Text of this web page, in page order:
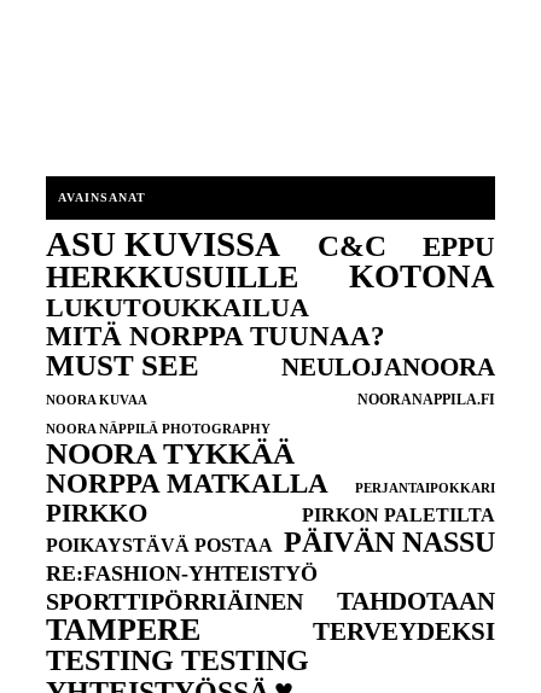
AVAINSANAT
ASU KUVISSA C&C EPPU
HERKKUSUILLE KOTONA
LUKUTOUKKAILUA
MITÄ NORPPA TUUNAA?
MUST SEE NEULOJANOORA
NOORA KUVAA NOORANAPPILA.FI
NOORA NÄPPILÄ PHOTOGRAPHY
NOORA TYKKÄÄ
NORPPA MATKALLA PERJANTAIPOKKARI
PIRKKO
PIRKON PALETILTA
POIKAYSTÄVÄ POSTAA PÄIVÄN NASSU
RE:FASHION-YHTEISTYÖ
SPORTTIPÖRRIÄINEN TAHDOTAAN
TAMPERE TERVEYDEKSI
TESTING TESTING